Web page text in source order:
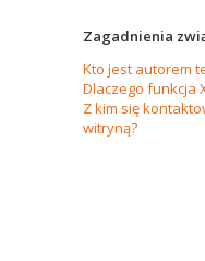
Zagadnienia
Kto jest autorem
Dlaczego funkcja
Z kim się
witryną?